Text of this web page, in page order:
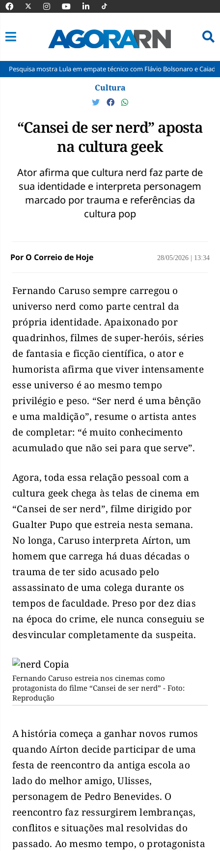
Lula em empate técnico com Flávio Bolsonaro e Caiado no segundo
Cultura
“Cansei de ser nerd” aposta
na cultura geek
Ator afirma que cultura nerd faz parte de
sua identidade e interpreta personagem
marcado por trauma e referências da
cultura pop
Por O Correio de Hoje 28/05/2026 13:34
Fernando Caruso sempre carregou o
universo nerd como parte central da
própria identidade. Apaixonado por
quadrinhos, filmes de super-heróis, séries
de fantasia e ficção científica, o ator e
humorista afirma que viver intensamente
esse universo é ao mesmo tempo
privilégio e peso. “Ser nerd é uma bênção
e uma maldição”, resume o artista antes
de completar: “é muito conhecimento
acumulado que não sei para que serve”.
Agora, toda essa relação pessoal com a
cultura geek chega às telas de cinema em
“Cansei de ser nerd”, filme dirigido por
Gualter Pupo que estreia nesta semana.
No longa, Caruso interpreta Aírton, um
homem que carrega há duas décadas o
trauma de ter sido acusado pelo
assassinato de uma colega durante os
tempos de faculdade. Preso por dez dias
na época do crime, ele nunca conseguiu se
desvincular completamente da suspeita.
Fernando Caruso estreia nos cinemas como
protagonista do filme “Cansei de ser nerd” - Foto:
Reprodução
A história começa a ganhar novos rumos
quando Aírton decide participar de uma
festa de reencontro da antiga escola ao
lado do melhor amigo, Ulisses,
personagem de Pedro Benevides. O
reencontro faz ressurgirem lembranças,
conflitos e situações mal resolvidas do
passado. Ao mesmo tempo, o protagonista